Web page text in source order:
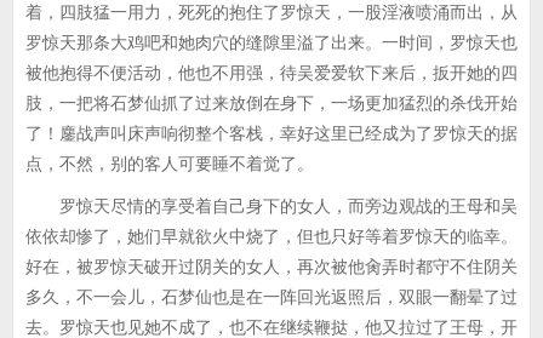
着，四肢猛一用力，死死的抱住了罗惊天，一股淫液喷涌而出，从
罗惊天那条大鸡吧和她肉穴的缝隙里溢了出来。一时间，罗惊天也
被他抱得不便活动，他也不用强，待吴爱爱软下来后，扳开她的四
肢，一把将石梦仙抓了过来放倒在身下，一场更加猛烈的杀伐开始
了！鏖战声叫床声响彻整个客栈，幸好这里已经成为了罗惊天的据
点，不然，别的客人可要睡不着觉了。
罗惊天尽情的享受着自己身下的女人，而旁边观战的王母和吴
依依却惨了，她们早就欲火中烧了，但也只好等着罗惊天的临幸。
好在，被罗惊天破开过阴关的女人，再次被他肏弄时都守不住阴关
多久，不一会儿，石梦仙也是在一阵回光返照后，双眼一翻晕了过
去。罗惊天也见她不成了，也不在继续鞭挞，他又拉过了王母，开